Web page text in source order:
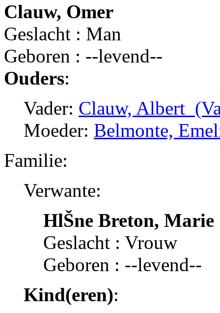
Clauw, Omer
Geslacht : Man
Geboren : --levend--
Ouders:
Vader: Clauw,
Moeder: Belmonte,
Familie:
Verwante:
HlŠne Breton, Marie
Geslacht : Vrouw
Geboren : --levend--
Kind(eren):